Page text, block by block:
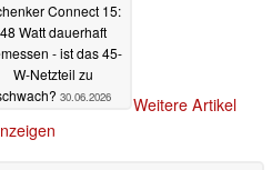
Connect 15:
48 Watt dauerhaft
- ist das 45-
W-Netzteil zu
30.06.2026
Weitere Artikel